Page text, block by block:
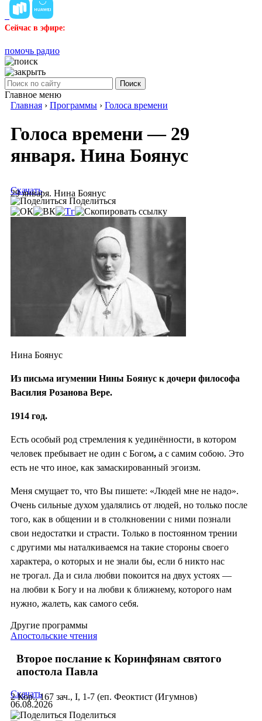
Сейчас в эфире:
помочь радио
Поиск
Главное меню
Главная › Программы › Голоса времени
Голоса времени — 29
января. Нина Боянус
29 января. Нина Боянус
Скачать
Поделиться
Нина Боянус
Из письма игумении Нины Боянус к дочери философа
Василия Розанова Вере.
1914 год.
Есть особый род стремления к уединённости, в котором
человек пребывает не один с Богом, а с самим собою. Это
есть не что иное, как замаскированный эгоизм.
Меня смущает то, что Вы пишете: «Людей мне не надо».
Очень сильные духом удалялись от людей, но только после
того, как в общении и в столкновении с ними познали
свои недостатки и страсти. Только в постоянном трении
с другими мы наталкиваемся на такие стороны своего
характера, о которых и не знали бы, если б никто нас
не трогал. Да и сила любви покоится на двух устоях —
на любви к Богу и на любви к ближнему, которого нам
нужно, жалеть, как самого себя.
Другие программы
Апостольские чтения
Второе послание к Коринфянам святого
апостола Павла
2 Кор., 167 зач., I, 1-7 (еп. Феоктист (Игумнов)
Скачать
06.08.2026
Поделиться